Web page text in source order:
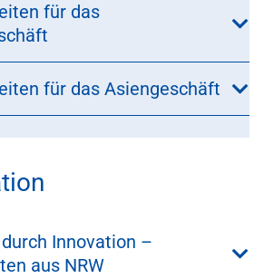
für das
für das Asiengeschäft
Innovation –
aus NRW